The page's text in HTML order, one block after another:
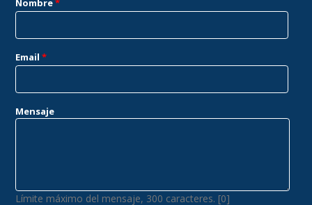
Nombre*
Email*
Mensaje
Límite máximo del mensaje, 300 caracteres. [0]